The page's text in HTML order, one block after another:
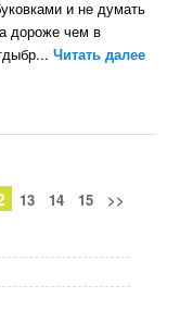
и не думать
дороже чем в
Читать далее
13 14 15 >>